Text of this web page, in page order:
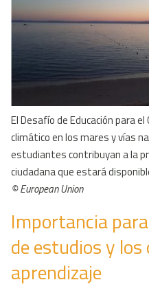
El Desafío de Educación para
climático en los mares y vías
estudiantes contribuyan a la
ciudadana que estará
© European Union
Importancia
de estudios y
aprendizaje